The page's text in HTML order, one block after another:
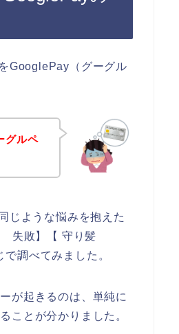
GooglePay（グーグル
グルペ
じような悩みを抱えた
失敗】【 守り髪
調べてみました。
が起きるのは、単純に
ことが分かりました。